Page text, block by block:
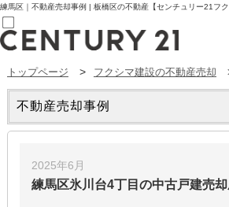
練馬区｜不動産売却事例 | 板橋区の不動産【センチュリー21フク
売買部
0120-800-844
賃貸部
購入
新規会員登録
ログイン
お気に入り物件一覧
トップページ フクシマ建設の不動産売却
不動産売却事例
2025年6月
練馬区氷川台4丁目の中古戸建売